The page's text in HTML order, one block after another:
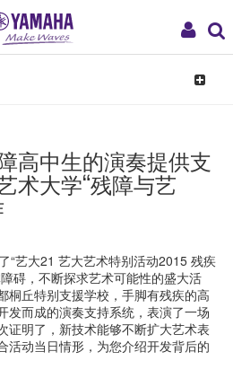
My
Toggle
高中生的演奏提供支
大学“残障与艺
“艺大21 艺大艺术特别活动2015 残疾
碍，不断探求艺术可能性的盛大活
桐丘特别支援学校，手脚有残疾的高
发而成的演奏支持系统，表演了一场
证明了，新技术能够不断扩大艺术表
活动当日情形，为您介绍开发背后的